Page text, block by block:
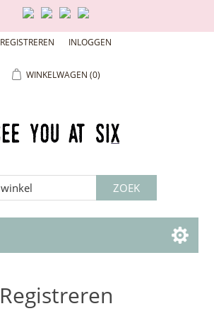
REGISTREREN INLOGGEN
WINKELWAGEN (0)
Registreren